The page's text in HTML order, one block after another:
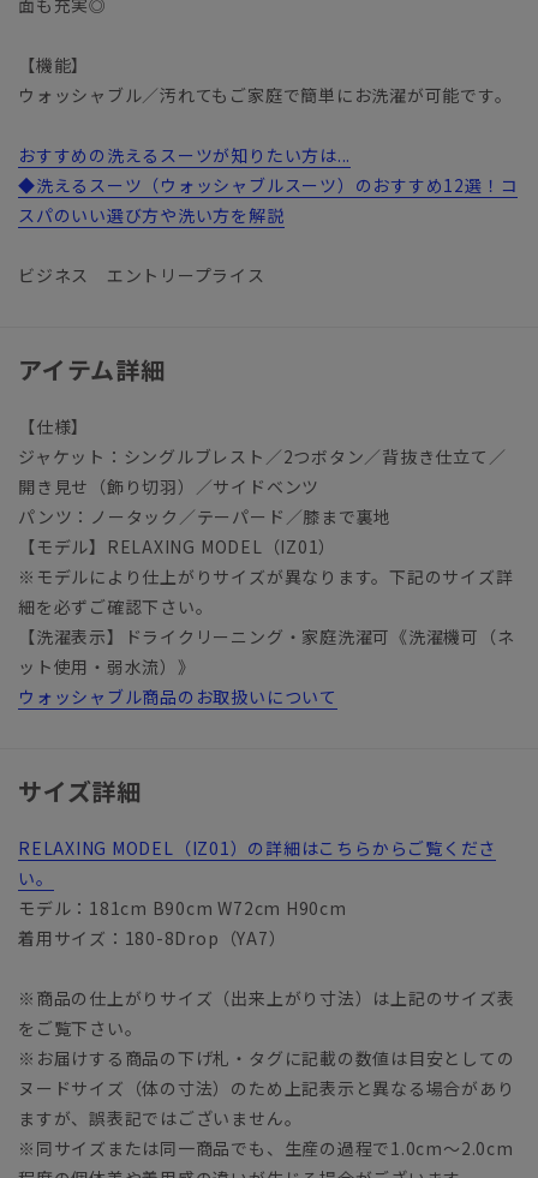
【機能】
ウォッシャブル／汚れてもご家庭で簡単にお洗濯が可能です。
おすすめの洗えるスーツが知りたい方は...
◆洗えるスーツ（ウォッシャブルスーツ）のおすすめ12選！コ
スパのいい選び方や洗い方を解説
ビジネス エントリープライス
アイテム詳細
【仕様】
ジャケット：シングルブレスト／2つボタン／背抜き仕立て／
開き見せ（飾り切羽）／サイドベンツ
パンツ：ノータック／テーパード／膝まで裏地
【モデル】RELAXING MODEL（IZ01）
※モデルにより仕上がりサイズが異なります。下記のサイズ詳
細を必ずご確認下さい。
【洗濯表示】ドライクリーニング・家庭洗濯可《洗濯機可（ネ
ット使用・弱水流）》
ウォッシャブル商品のお取扱いについて
サイズ詳細
RELAXING MODEL（IZ01）の詳細はこちらからご覧くださ
い。
モデル：181cm B90cm W72cm H90cm
着用サイズ：180-8Drop（YA7）
※商品の仕上がりサイズ（出来上がり寸法）は上記のサイズ表
をご覧下さい。
※お届けする商品の下げ札・タグに記載の数値は目安としての
ヌードサイズ（体の寸法）のため上記表示と異なる場合があり
ますが、誤表記ではございません。
※同サイズまたは同一商品でも、生産の過程で1.0cm～2.0cm